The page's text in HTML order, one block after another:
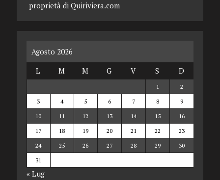
proprietà di Quiriviera.com
Agosto 2026
L
M M G V S D
1
2
3
4 5 6 7 8
9
10
11 12 13 14 15
16
17
18 19 20 21 22
23
24
25 26 27 28 29
30
31
« Lug